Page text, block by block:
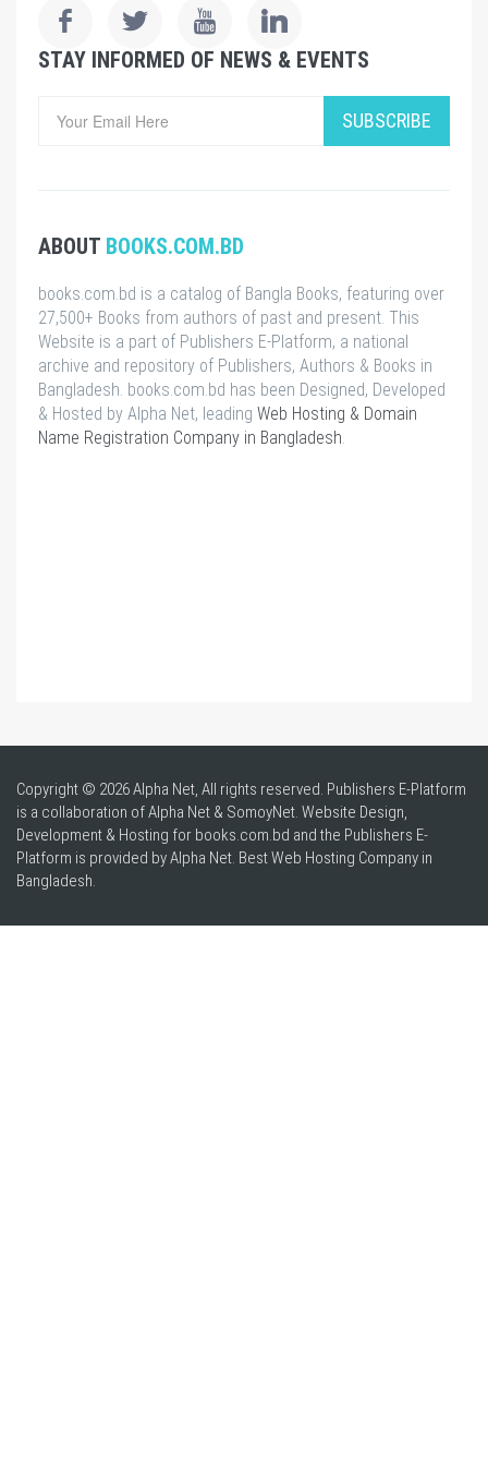
STAY INFORMED OF NEWS & EVENTS
SUBSCRIBE
ABOUT BOOKS.COM.BD
books.com.bd is a catalog of Bangla Books, featuring over
27,500+ Books from authors of past and present. This
Website is a part of Publishers E-Platform, a national
archive and repository of Publishers, Authors & Books in
Bangladesh. books.com.bd has been Designed, Developed
& Hosted by Alpha Net, leading Web Hosting & Domain
Name Registration Company in Bangladesh.
Copyright © 2026 Alpha Net, All rights reserved. Publishers E-Platform
is a collaboration of Alpha Net & SomoyNet. Website Design,
Development & Hosting for books.com.bd and the Publishers E-
Platform is provided by Alpha Net. BestWeb Hosting Company in
Bangladesh.